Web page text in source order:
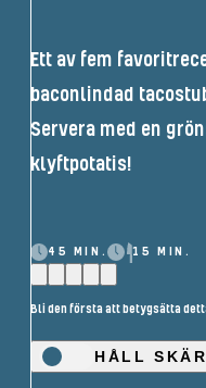
Ett av fem
baconlindad
Servera med en
klyftpotatis!
45 MIN. 15 MIN.
Bli den första att betygsätta
HÅLL